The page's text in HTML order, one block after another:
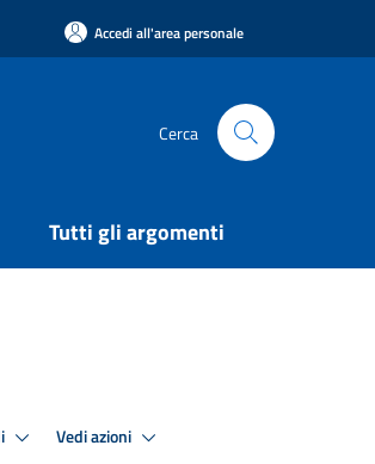
Accedi all'area personale
Cerca
Tutti gli argomenti
Vedi azioni